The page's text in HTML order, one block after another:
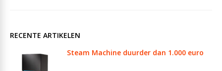
RECENTE ARTIKELEN
Steam Machine duurder dan 1.000 euro